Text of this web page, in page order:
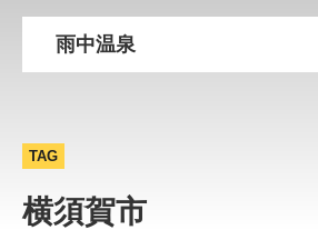
雨中温泉
TAG
横須賀市